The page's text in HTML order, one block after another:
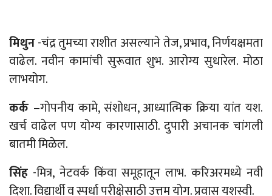
मिथुन-चंद्र तुमच्या राशीत असल्याने तेज, प्रभाव, निर्णयक्षमता
वाढेल. नवीन कामांची सुरूवात शुभ. आरोग्य सुधारेल. मोठा
लाभयोग.
कर्क –गोपनीय कामे, संशोधन, आध्यात्मिक क्रिया यांत यश.
खर्च वाढेल पण योग्य कारणासाठी. दुपारी अचानक चांगली
बातमी मिळेल.
सिंह -मित्र, नेटवर्क किंवा समूहातून लाभ. करिअरमध्ये नवी
दिशा. विद्यार्थी व स्पर्धा परीक्षेसाठी उत्तम योग. प्रवास यशस्वी.